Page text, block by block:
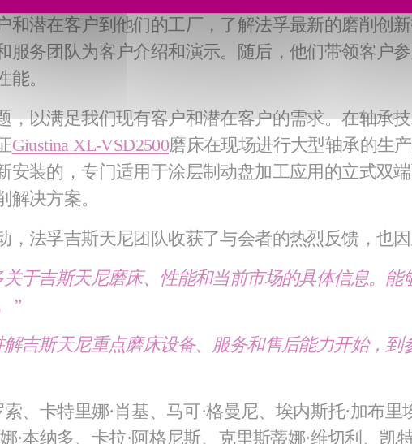
和潜在客户到他们的工厂，了解法孚最新的磨削创
服务团队为客户介绍和演示。随后，他们带领客户
。
，以满足我们现有客户和潜在客户的需求。在轴承
Giustina XL-VSD2500磨床在现场进行大型轴承的生
安装的，专门适用于涂层制动盘加工应用的立式双
决方案。
，法孚吉斯天尼团队收获了与会者的热烈反馈，也
于吉斯天尼磨床、性能和当前市场的具体信息。
”
吉斯天尼重点磨床设备、服务和售后能力开始，
、卡特里娜·肖基、马可·格曼尼、埃内斯托·加布
·本纳多、卡拉·阿格尼斯、克里斯蒂娜·维切利、